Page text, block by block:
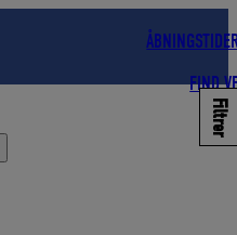
FIND
Filtrer